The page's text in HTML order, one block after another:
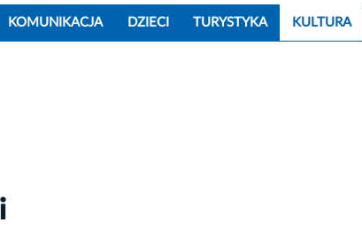
KOMUNIKACJA DZIECI TURYSTYKA KULTURA